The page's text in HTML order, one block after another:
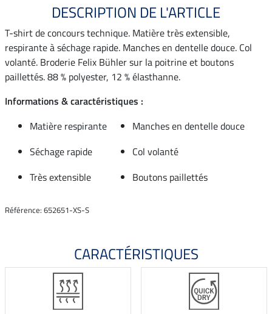
DESCRIPTION DE L'ARTICLE
T-shirt de concours technique. Matière très extensible,
respirante à séchage rapide. Manches en dentelle douce. Col
volanté. Broderie Felix Bühler sur la poitrine et boutons
paillettés. 88 % polyester, 12 % élasthanne.
Informations & caractéristiques :
Matière respirante
Manches en dentelle douce
Séchage rapide
Col volanté
Très extensible
Boutons paillettés
Référence: 652651-XS-S
CARACTÉRISTIQUES